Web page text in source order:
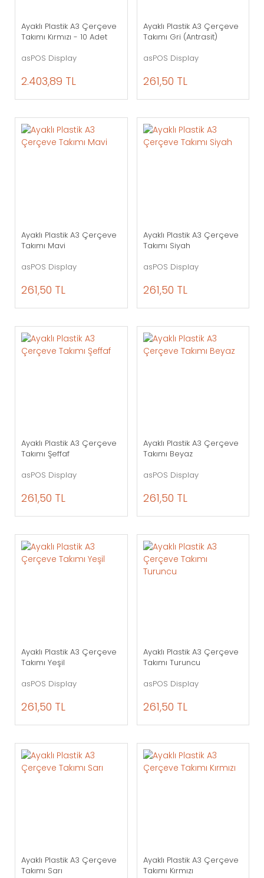
Ayaklı Plastik A3 Çerçeve
Takımı Kırmızı - 10 Adet
asPOS Display
2.403,89 TL
Ayaklı Plastik A3 Çerçeve
Takımı Gri (Antrasit)
asPOS Display
261,50 TL
Ayaklı Plastik A3 Çerçeve
Takımı Mavi
asPOS Display
261,50 TL
Ayaklı Plastik A3 Çerçeve
Takımı Siyah
asPOS Display
261,50 TL
Ayaklı Plastik A3 Çerçeve
Takımı Şeffaf
asPOS Display
261,50 TL
Ayaklı Plastik A3 Çerçeve
Takımı Beyaz
asPOS Display
261,50 TL
Ayaklı Plastik A3 Çerçeve
Takımı Yeşil
asPOS Display
261,50 TL
Ayaklı Plastik A3 Çerçeve
Takımı Turuncu
asPOS Display
261,50 TL
Ayaklı Plastik A3 Çerçeve
Takımı Sarı
Ayaklı Plastik A3 Çerçeve
Takımı Kırmızı